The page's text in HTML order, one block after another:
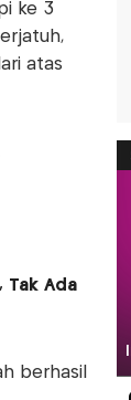
ke 3
atas
Tak Ada
berhasil